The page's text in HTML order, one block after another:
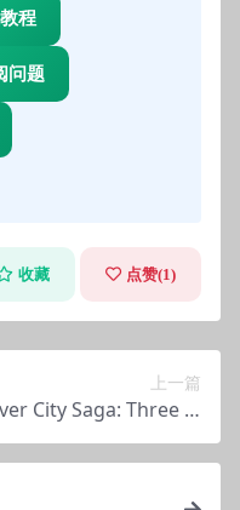
程
问题
收藏 点赞(1)
上一篇
City Saga: Three Ki
ngdoms